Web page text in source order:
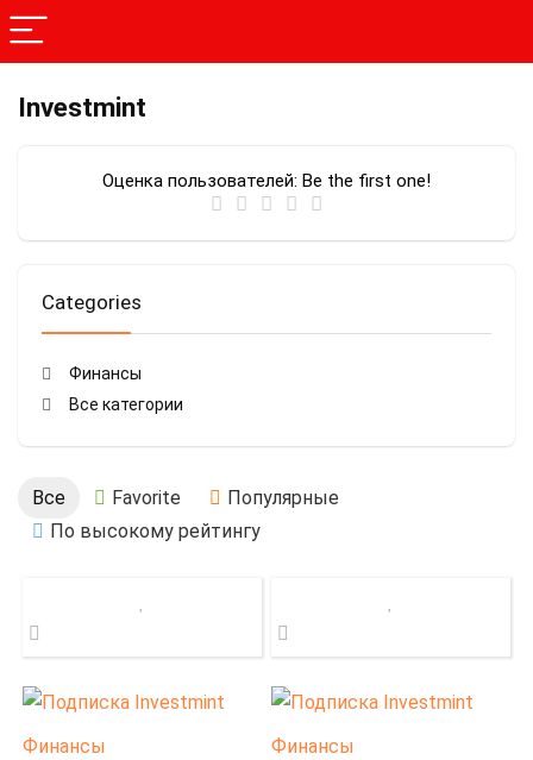
Investmint
Оценка пользователей: Be the first one!
Categories
Финансы
Все категории
Все Favorite
Популярные
По высокому рейтингу
Финансы Финансы